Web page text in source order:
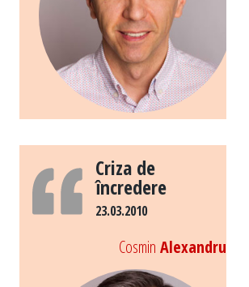
Criza de
încredere
23.03.2010
Cosmin Alexandru